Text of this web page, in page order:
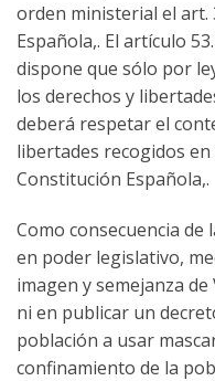
orden ministerial el art.
Española,. El artículo
dispone que sólo por
los derechos y
deberá respetar el
libertades recogidos
Constitución Española,.
Como consecuencia de
en poder legislativo,
imagen y semejanza
ni en publicar un
población a usar
confinamiento de la